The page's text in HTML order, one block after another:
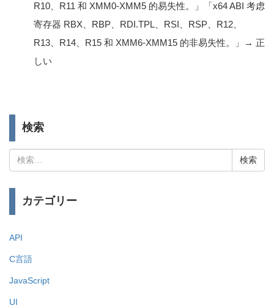
R10、R11 和 XMM0-XMM5 的易失性。」「x64 ABI 考虑
寄存器 RBX、RBP、RDI.TPL、RSI、RSP、R12、
R13、R14、R15 和 XMM6-XMM15 的非易失性。」→ 正
しい
検索
索:
カテゴリー
API
C言語
JavaScript
UI